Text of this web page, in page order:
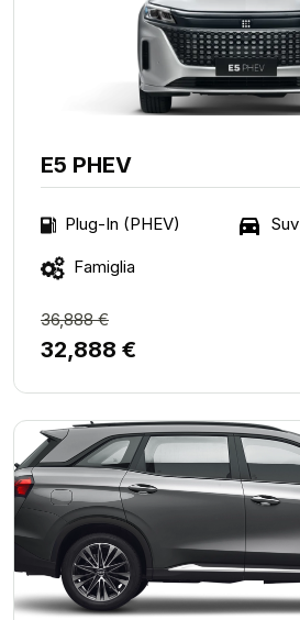
E5 PHEV
Plug-In (PHEV) Suv
Famiglia
36,888 €
32,888 €